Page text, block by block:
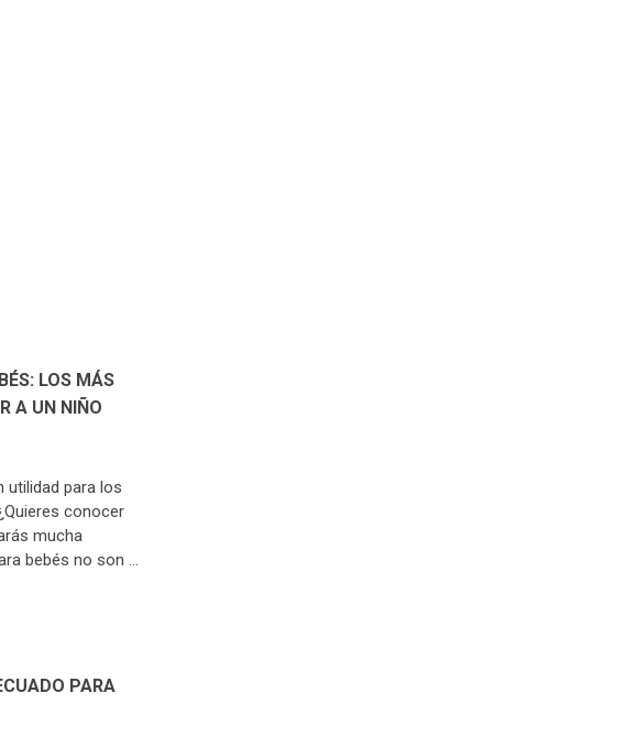
LOS MÁS
A UN NIÑO
utilidad para los
conocer
mucha
bebés no son …
PARA